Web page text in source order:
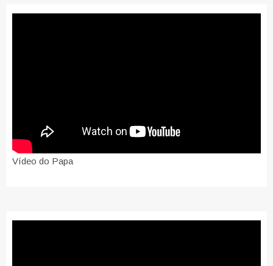
Vídeo do Papa